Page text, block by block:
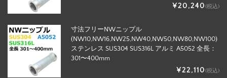
¥20,240(税込)
寸法フリーNWニップル
(NW10,NW16,NW25,NW40,NW50,NW80,NW100)
ステンレス SUS304 SUS316L アルミ A5052 全長：
301〜400mm
¥22,110(税込)